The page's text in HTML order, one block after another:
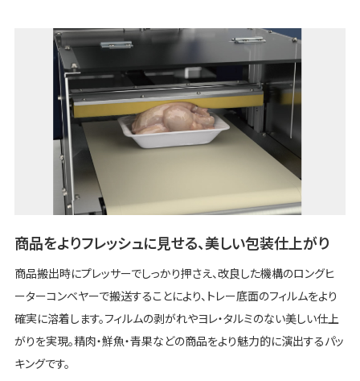
商品をよりフレッシュに見せる、美しい包装仕上がり
商品搬出時にプレッサーでしっかり押さえ、改良した機構のロングヒ
ーターコンベヤーで搬送することにより、トレー底面のフィルムをより
確実に溶着します。フィルムの剥がれやヨレ・タルミのない美しい仕上
がりを実現。精肉・鮮魚・青果などの商品をより魅力的に演出するパッ
キングです。